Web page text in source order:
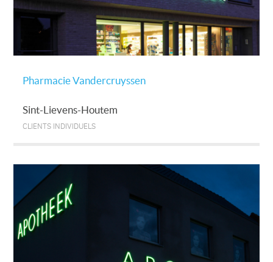
Pharmacie Vandercruyssen
Sint-Lievens-Houtem
CLIENTS INDIVIDUELS